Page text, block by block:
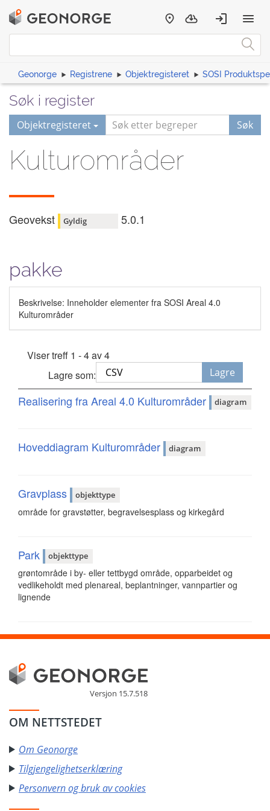
Geonorge Registrene Objektregisteret SOSI
Søk i register
Objektregisteret Søk
Kulturområder
Geovekst Gyldig 5.0.1
pakke
Beskrivelse: Inneholder elementer fra SOSI Areal 4.0
Kulturområder
Viser treff 1 - 4 av 4
Lagre som:
Lagre
Realisering fra Areal 4.0 Kulturområder diagram
Hoveddiagram Kulturområder diagram
Gravplass objekttype
område for gravstøtter, begravelsesplass og kirkegård
Park objekttype
grøntområde i by- eller tettbygd område, opparbeidet og
vedlikeholdt med plenareal, beplantninger, vannpartier og
lignende